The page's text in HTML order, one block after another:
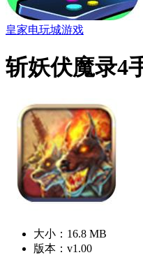
皇家电玩城游戏
斩妖伏魔录4
大小：16.8 MB
版本：v1.00